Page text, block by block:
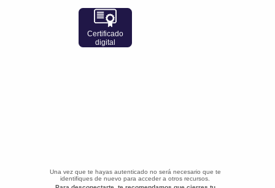
Certificado
digital
Una vez que te hayas autenticado no será necesario que te
identifiques de nuevo para acceder a otros recursos.